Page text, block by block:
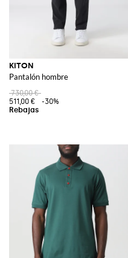
KITON
Pantalón hombre
730,00 €
511,00 €
-30%